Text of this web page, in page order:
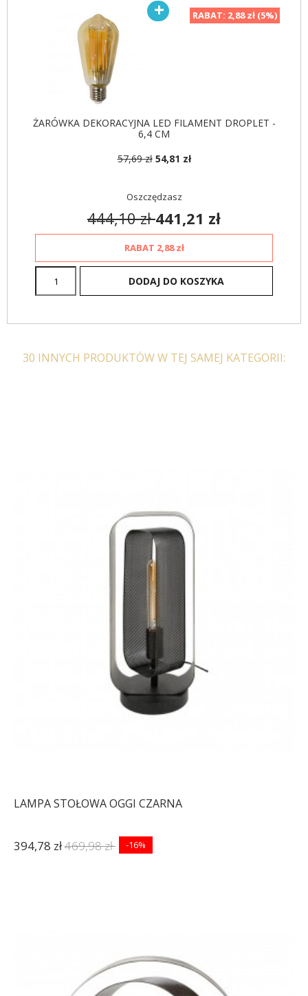
RABAT: 2,88 zł (5%)
ŻARÓWKA DEKORACYJNA LED FILAMENT DROPLET -
6,4 CM
57,69 zł 54,81 zł
Oszczędzasz
444,10 zł441,21 zł
RABAT 2,88 zł
DODAJ DO KOSZYKA
30 INNYCH PRODUKTÓW W TEJ SAMEJ KATEGORII:
LAMPA STOŁOWA OGGI CZARNA
394,78 zł469,98 zł -16%